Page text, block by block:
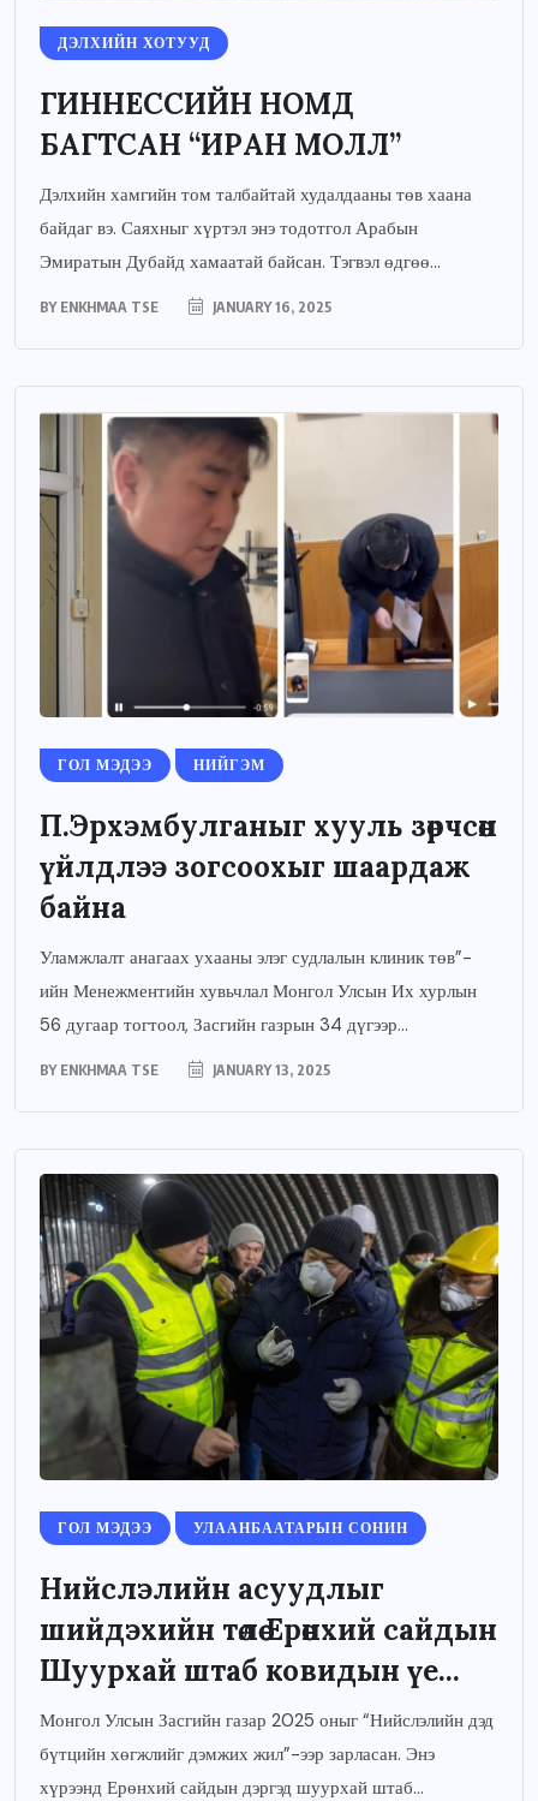
ДЭЛХИЙН ХОТУУД
ГИННЕССИЙН НОМД
БАГТСАН “ИРАН МОЛЛ”
Дэлхийн хамгийн том талбайтай худалдааны төв хаана
байдаг вэ. Саяхныг хүртэл энэ тодотгол Арабын
Эмиратын Дубайд хамаатай байсан. Тэгвэл өдгөө...
BY ENKHMAA TSE JANUARY 16, 2025
ГОЛ МЭДЭЭ НИЙГЭМ
П.Эрхэмбулганыг хууль зөрчсөн
үйлдлээ зогсоохыг шаардаж
байна
Уламжлалт анагаах ухааны элэг судлалын клиник төв”-
ийн Менежментийн хувьчлал Монгол Улсын Их хурлын
56 дугаар тогтоол, Засгийн газрын 34 дүгээр...
BY ENKHMAA TSE JANUARY 13, 2025
ГОЛ МЭДЭЭ УЛААНБААТАРЫН СОНИН
Нийслэлийн асуудлыг
шийдэхийн төлөө Ерөнхий сайдын
Шуурхай штаб ковидын үе...
Монгол Улсын Засгийн газар 2025 оныг “Нийслэлийн дэд
бүтцийн хөгжлийг дэмжих жил”-ээр зарласан. Энэ
хүрээнд Ерөнхий сайдын дэргэд шуурхай штаб...